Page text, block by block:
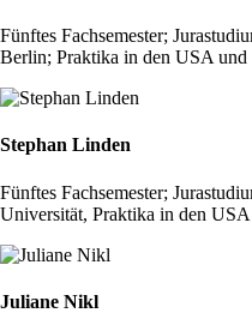
Fünftes Fachsemester;
Berlin; Praktika in den USA und
Stephan Linden
Fünftes Fachsemester;
Universität, Praktika in den USA
Juliane Nikl